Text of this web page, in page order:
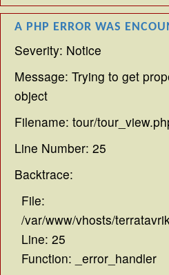
A PHP ERROR WAS
Severity: Notice
Message: Trying to get
object
Filename: tour/
Line Number: 25
Backtrace:
File:
/var/www/vhosts/
Line: 25
Function: _error_handler